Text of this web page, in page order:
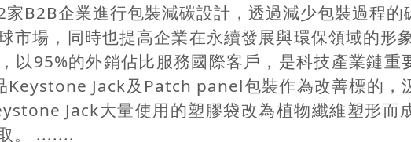
家B2B企業進行包裝減碳設計，透過減少包裝過程的
市場，同時也提高企業在永續發展與環保領域的形
以95%的外銷佔比服務國際客戶，是科技產業鏈重
Keystone Jack及Patch panel包裝作為改善標的，
Jack大量使用的塑膠袋改為植物纖維塑形而
。 .......